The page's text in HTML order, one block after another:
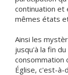
continuation et
mêmes états
Ainsi les
jusqu'à la fin
consommation
Église, c'est-à-